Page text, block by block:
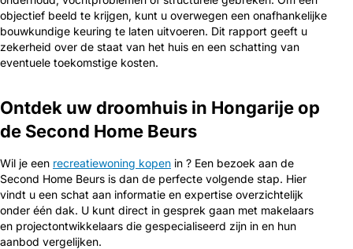
objectief beeld te krijgen, kunt u overwegen een onafhankelijke
bouwkundige keuring te laten uitvoeren. Dit rapport geeft u
zekerheid over de staat van het huis en een schatting van
eventuele toekomstige kosten.
Ontdek uw droomhuis in Hongarije op
de Second Home Beurs
Wil je een recreatiewoning kopen in ? Een bezoek aan de
Second Home Beurs is dan de perfecte volgende stap. Hier
vindt u een schat aan informatie en expertise overzichtelijk
onder één dak. U kunt direct in gesprek gaan met makelaars
en projectontwikkelaars die gespecialiseerd zijn in en hun
aanbod vergelijken.